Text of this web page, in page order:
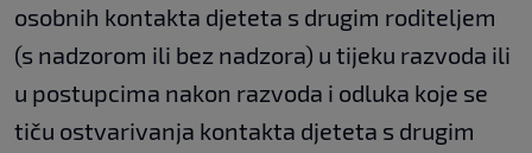
osobnih kontakta djeteta s drugim roditeljem
(s nadzorom ili bez nadzora) u tijeku razvoda ili
u postupcima nakon razvoda i odluka koje se
tiču ostvarivanja kontakta djeteta s drugim